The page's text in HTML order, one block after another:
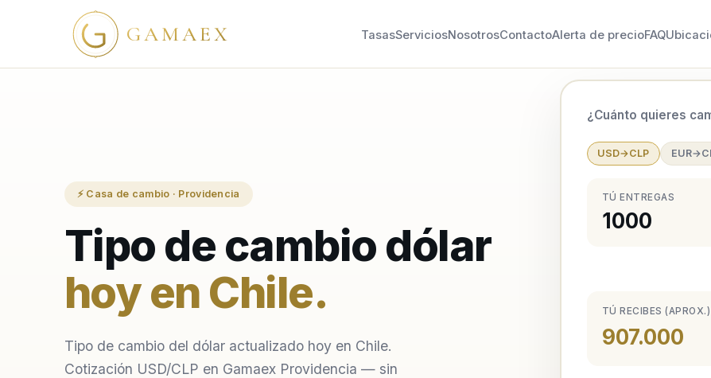
GAMAEX TasasServiciosNosotrosContactoAlerta de precioFAQ
⚡ Casa de cambio · Providencia
Tipo de cambio dólar
hoy en Chile.
Tipo de cambio del dólar actualizado hoy en Chile.
Cotización USD/CLP en Gamaex Providencia — sin
¿Cuánto quieres
USD→CLP
TÚ ENTREGAS
TÚ RECIBES (APROX.)
907.000